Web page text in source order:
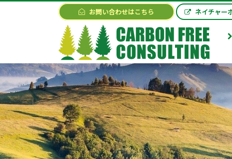
お問い合わせはこちら ネイチャー